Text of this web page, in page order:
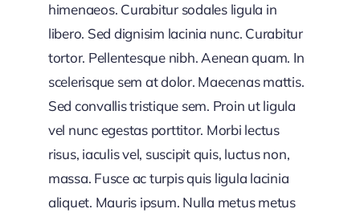
himenaeos. Curabitur sodales ligula in
libero. Sed dignisim lacinia nunc. Curabitur
tortor. Pellentesque nibh. Aenean quam. In
scelerisque sem at dolor. Maecenas mattis.
Sed convallis tristique sem. Proin ut ligula
vel nunc egestas porttitor. Morbi lectus
risus, iaculis vel, suscipit quis, luctus non,
massa. Fusce ac turpis quis ligula lacinia
aliquet. Mauris ipsum. Nulla metus metus